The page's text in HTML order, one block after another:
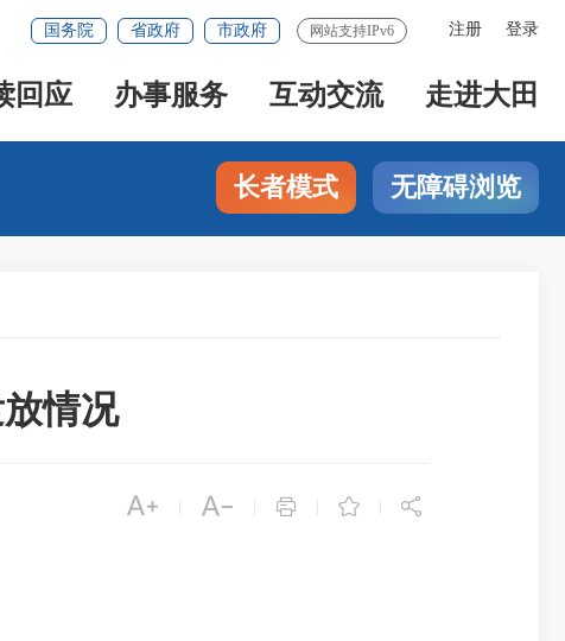
注册 登录
国务院 省政府 市政府 网站支持IPv6
回应 办事服务 互动交流 走进大田
长者模式 无障碍浏览
情况
    